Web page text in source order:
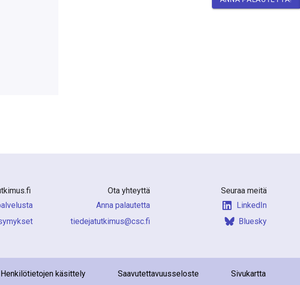
Ota yhteyttä
Anna palautetta
if.csc@sumiktutajedeit
Seuraa meitä
LinkedIn
Bluesky
Henkilötietojen käsittely Saavutettavuusseloste Sivukartta